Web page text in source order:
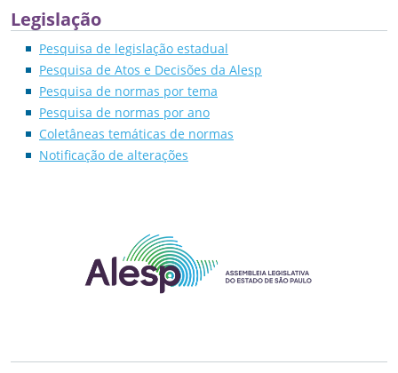
Legislação
Pesquisa de legislação estadual
Pesquisa de Atos e Decisões da Alesp
Pesquisa de normas por tema
Pesquisa de normas por ano
Coletâneas temáticas de normas
Notificação de alterações